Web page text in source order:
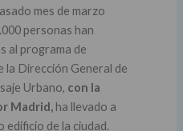
mes de marzo
personas han
al programa de
la Dirección General de
Urbano, con la
Madrid,ha llevado a
edificio de la ciudad.